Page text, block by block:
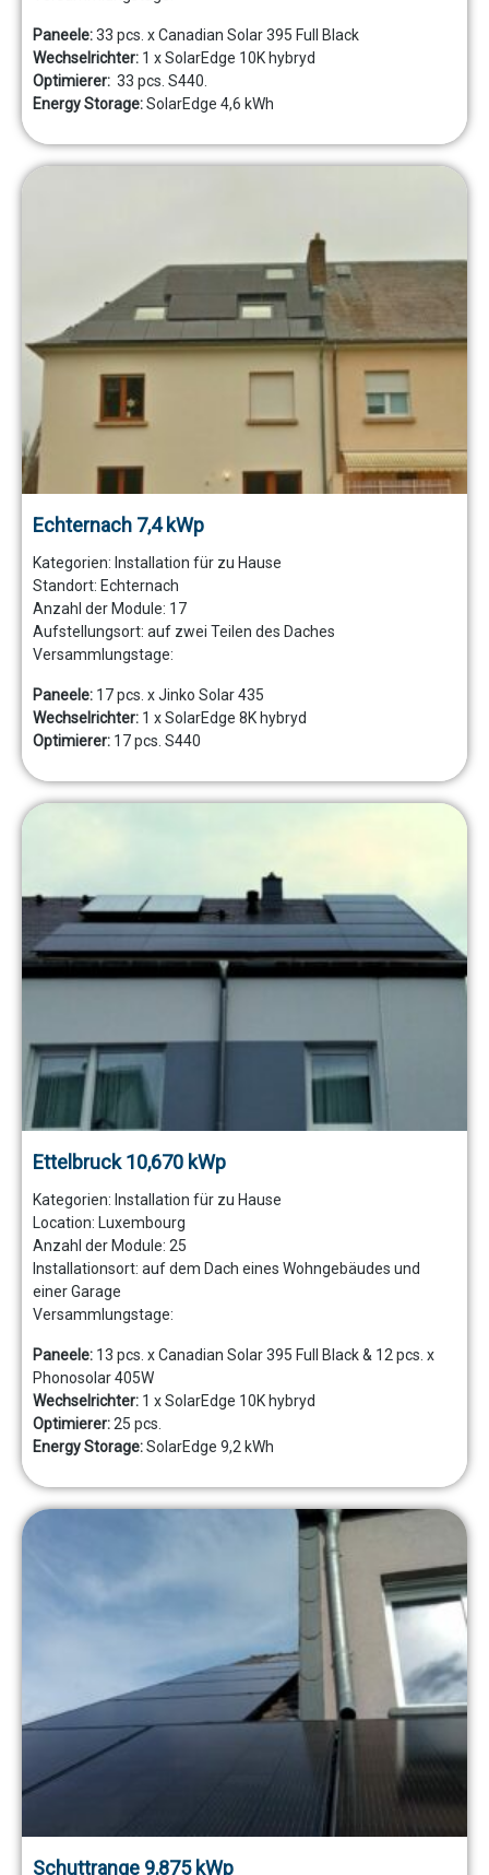
Paneele:33 pcs. x Canadian Solar 395 Full Black
Wechselrichter: 1 x SolarEdge 10K hybryd
Optimierer: 33 pcs. S440.
Energy Storage:SolarEdge 4,6 kWh
Echternach 7,4 kWp
Kategorien: Installation für zu Hause
Standort: Echternach
Anzahl der Module: 17
Aufstellungsort: auf zwei Teilen des Daches
Versammlungstage:
Paneele: 17 pcs. x Jinko Solar 435
Wechselrichter: 1 x SolarEdge 8K hybryd
Optimierer: 17 pcs. S440
Ettelbruck 10,670 kWp
Kategorien: Installation für zu Hause
Location: Luxembourg
Anzahl der Module: 25
Installationsort: auf dem Dach eines Wohngebäudes und
einer Garage
Versammlungstage:
Paneele: 13 pcs. x Canadian Solar 395 Full Black & 12 pcs. x
Phonosolar 405W
Wechselrichter: 1 x SolarEdge 10K hybryd
Optimierer:25 pcs.
Energy Storage:SolarEdge 9,2 kWh
Schuttrange 9,875 kWp